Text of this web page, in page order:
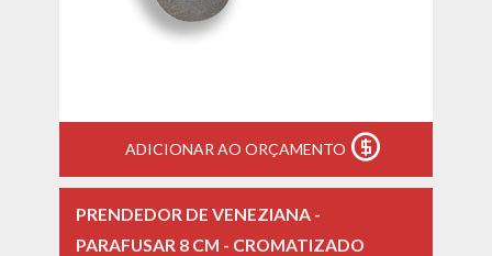
ADICIONAR AO ORÇAMENTO
PRENDEDOR DE VENEZIANA -
PARAFUSAR 8 CM - CROMATIZADO